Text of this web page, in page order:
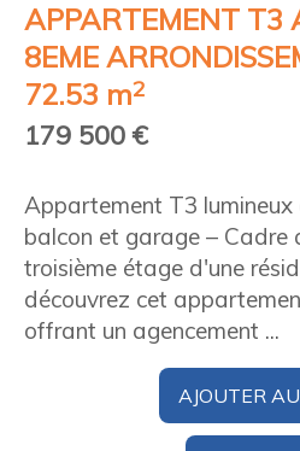
APPARTEMENT T3
8EME
72.53 m2
179 500 €
Appartement T3
balcon et garage – Cadre
troisième étage d'une
découvrez cet
offrant un agencement ...
AJOUTER